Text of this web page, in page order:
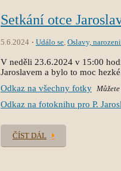
Setkání otce
5.6.2024 Událo se, Oslavy,
V neděli 23.6.2024 v 15:00
Jaroslavem a bylo to moc
Odkaz na všechny fotky
Odkaz na fotoknihu pro P.
ČÍST DÁL